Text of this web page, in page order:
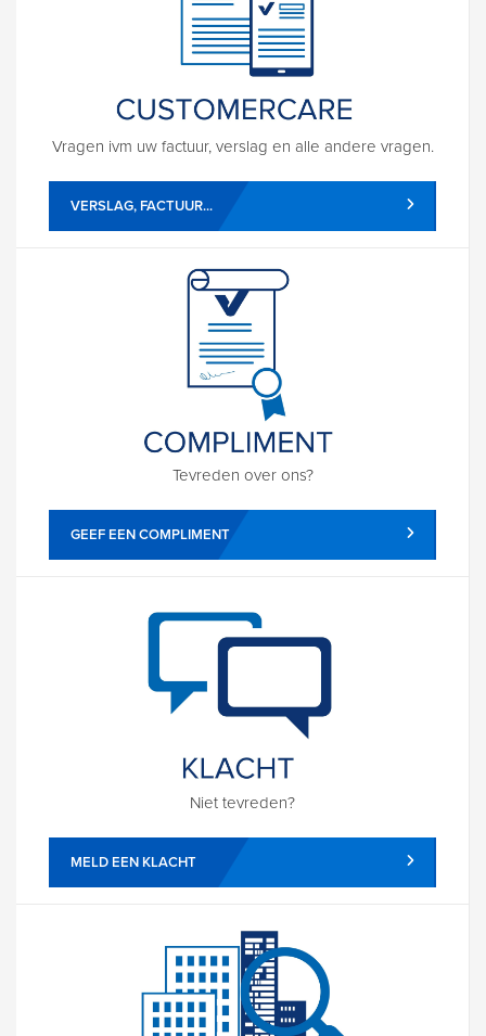
Vragen ivm uw factuur, verslag en alle andere vragen.
VERSLAG, FACTUUR...
Tevreden over ons?
GEEF EEN COMPLIMENT
Niet tevreden?
MELD EEN KLACHT